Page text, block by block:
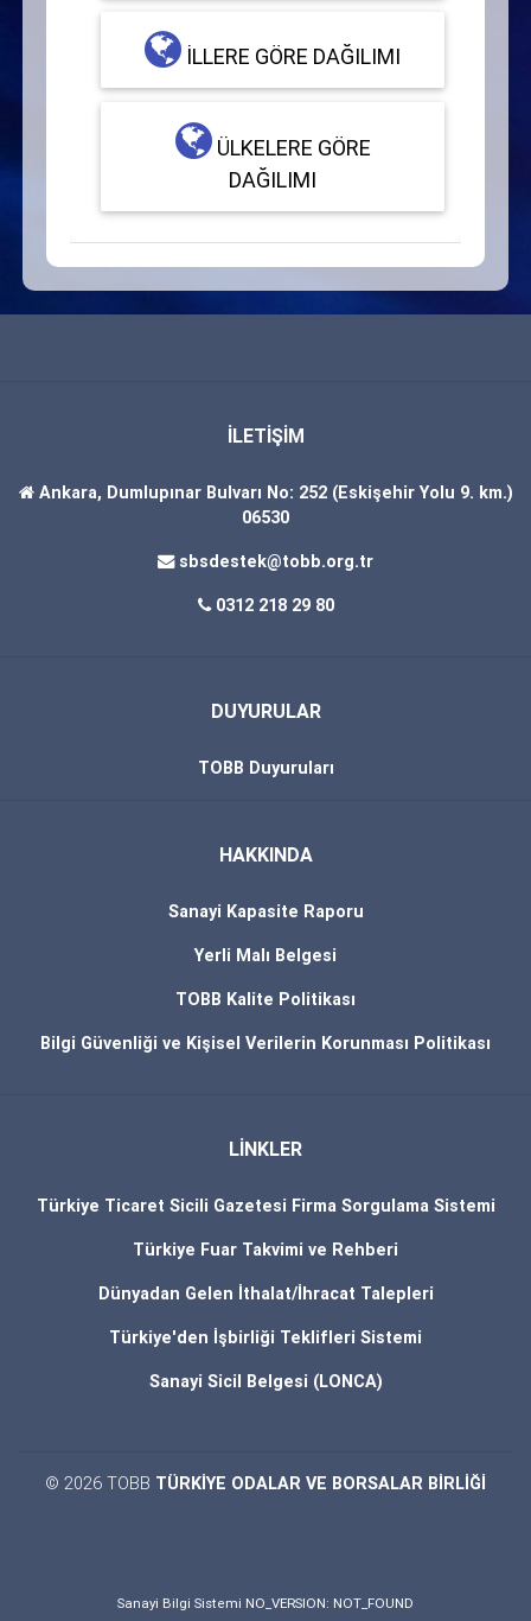
İLLERE GÖRE DAĞILIMI
ÜLKELERE GÖRE
DAĞILIMI
İLETİŞİM
Ankara, Dumlupınar Bulvarı No: 252 (Eskişehir Yolu 9. km.)
06530
sbsdestek@tobb.org.tr
0312 218 29 80
DUYURULAR
TOBB Duyuruları
HAKKINDA
Sanayi Kapasite Raporu
Yerli Malı Belgesi
TOBB Kalite Politikası
Bilgi Güvenliği ve Kişisel Verilerin Korunması Politikası
LİNKLER
Türkiye Ticaret Sicili Gazetesi Firma Sorgulama Sistemi
Türkiye Fuar Takvimi ve Rehberi
Dünyadan Gelen İthalat/İhracat Talepleri
Türkiye'den İşbirliği Teklifleri Sistemi
Sanayi Sicil Belgesi (LONCA)
© 2026 TOBB TÜRKİYE ODALAR VE BORSALAR BİRLİĞİ
Sanayi Bilgi Sistemi NO_VERSION: NOT_FOUND